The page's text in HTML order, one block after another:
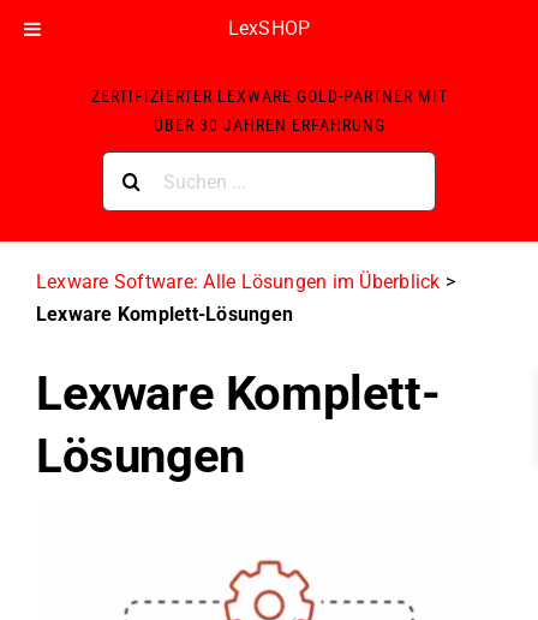
LexSHOP
ZERTIFIZIERTER LEXWARE GOLD-PARTNER MIT
ÜBER 30 JAHREN ERFAHRUNG
nach:
Lexware Software: Alle Lösungen im Überblick >
Lexware Komplett-Lösungen
Lexware Komplett-
Lösungen